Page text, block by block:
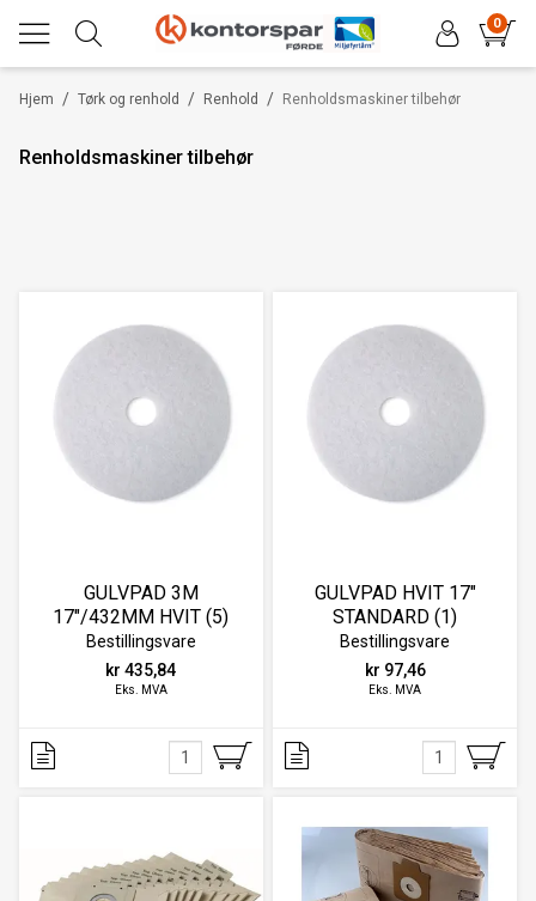
0
/
Hjem /
Tørk og renhold /
Renhold Renholdsmaskiner tilbehør
Renholdsmaskiner tilbehør
GULVPAD 3M
17"/432MM HVIT (5)
Bestillingsvare
kr 435,84
Eks. MVA
GULVPAD HVIT 17"
STANDARD (1)
70071163631
Bestillingsvare
kr 97,46
Eks. MVA